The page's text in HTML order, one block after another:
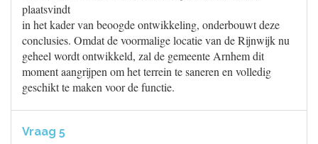
plaatsvindt
in het kader van beoogde ontwikkeling, onderbouwt deze
conclusies. Omdat de voormalige locatie van de Rijnwijk nu
geheel wordt ontwikkeld, zal de gemeente Arnhem dit
moment aangrijpen om het terrein te saneren en volledig
geschikt te maken voor de functie.
Vraag 5